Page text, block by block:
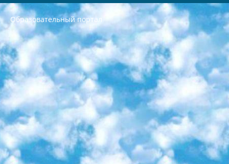
Образовательный портал
РЕСПУБЛИКА УЗБЕКИСТАН МИНИСТРЕРСТВО ДОШКОЛЬНОГО И ШКОЛЬНОГО ОБРАЗОВАНИЯ КОМАНДА в общеобразовательных учреждениях в 2023-2024 учебном году организация и проведение итоговой государственной аттестации обучающихся о Министра дошкольного и школьного образования Республики Узбекистан от 4 марта 2008 года (постановлением Минюста от 20 марта 2008 года № 1778 государственной регистрации) «Итоговое состояние учащихся общего среднего образования на основании положения об утверждении положения об аттестации общего среднего образования выпускной экзамен студентов в образовательных учреждениях в 2023-2024 учебном году В целях организации и прохождения аттестации приказываю: 1. Следующее: перечень предметов, по которым будет проводиться итоговая государственная аттестация и экзамен формы перевода согласно приложению 1; сертификаты международного образца, оценивающие уровень владения иностранными языками перечень согласно приложению 2; 2. Педагогический при специализированных образовательных учреждениях. научно-практический центр квалификации и международной оценки (Д.Давидова) 2024 г. До 25 марта: задания по предметам, по которым будет проводиться итоговая аттестация разработка и утверждение технических условий; итоговая аттестация на основании разработанного предметного задания разработка вопросов по предметам (устно и письменно), экзамен передача; общеобразовательные средние школы и специальные учебные заведения учащиеся выпускных классов школ и интернатов в агентской системе подготовка базы данных экзаменационных материалов и критериев оценки; перевод базы экзаменационных материалов на все языки обучения подать в Республиканский образовательный центр для изготовления; варианты экзаменов на основе разработанных контрольных материалов пусть будут поставлены задачи формирования. 3. Республиканский образовательный центр (Ш.Худайкулов) до 5 апреля 2024 года. до: база данных предоставленных экзаменационных материалов на все языки обучения перевод и экспертиза; для слепых, слабовидящих, глухих, слабослышащих и умственно отсталых детей учащиеся выпускных классов специализированных школ и школ-интернатов база данных экзаменационных материалов на всех преподаваемых языках подготовка критериев оценки; специализированные школы для умственно отсталых детей и технологии для учащихся выпускных классов школ-интернатов разработка соответствующих рекомендаций и критериев проведения ЕГЭ по естествознанию давать задания. 4. Педагогический при специализированных образовательных учреждениях. Научно-практический центр навыков и международной оценки (Д.Давидова), Республика образовательный центр (Худайкулов Ш.) итоговый государственный аттестационный экзамен ориентирован на творческое и логическое мышление при подготовке базы материалов учитывать введение заданий. 5. Следует отметить, что: сертификат государственного образца о знании общеобразовательного предмета и как минимум национальный уровень B1 по предметам на иностранных языках, указанным в Приложении 2. или международно признанный сертификат эквивалентного уровня студенты, изучающие определенный предмет, освобождаются от экзамена; по соответствующим предметам запланирована итоговая государственная аттестация за день до дня, путем жеребьевки Рабочей группой (в письменной форме по предметам, проводимым в форме) из числа сформированных вариантов выбрано 2 варианта; 2 выбранных варианта экзамена анонсированы на официальном сайте министерства и все выпускники по всей стране на основе этих вариантов проводит итоговую государственную аттестацию. 6. Государственное образование учащихся средних общеобразовательных учреждений. знания в соответствии с квалификационными требованиями, которые необходимо приобрести на основании стандартов итоговый (выпускной) контроль для 9 и 11 классов в целях тестирования Экзамены (далее – экзамены) состоят из предметов, перечисленных в приложении 1. будет сделано. 7. Экзамены пройдут с 26 мая по 15 июня 2024 г. (кроме науки физического воспитания). 8. Физическая для учащихся 9 классов общесредних образовательных учреждений. Экзамены по предмету «Образование, квалификация медицина» 1-6 мая 2024 года. сотрудники перевести под присмотр (с отклонениями в физическом или умственном развитии) специализированная школа для детей, школы-интернаты и со сколиозом школы-интернаты санаторного типа для больных детей исключены). 9. Он был слепым, слабовидящим и имел нарушения опорно-двигательного аппарата. экзамены в специализированных школах и интернатах для детей должны проводиться исходя из требований, предъявляемых к общеобразовательным учреждениям (физкультура кроме науки). 10. Специализированная школа для глухих и слабослышащих детей. и экзамены в интернатах и быть реализован в виде письменного теста по математике. 11. Специальность для умственно отсталых детей. Для 9 класса Родной язык и литературное письмо Государственный язык (язык обучения – узбекский). для неклассов) написано Математическое письмо Письменная/устная история Узбекистана Физическое воспитание практично Итоговый контроль Для 11 класса Написание родного языка и литературы (эссе) Математическое письмо Узбекский язык (обучение на узбекском языке) не посещающее общее среднее образование для учреждений)/Образовательное учреждение выбор письменный и устный Иностранный язык письменный/устный Письменная/устная история Узбекистана *По выбору студента:  Химия  Физика  Основы государственного права  География 10 бесплатных образовательных ресурсов - Мы составили подборку онлайн-проектов с интерактивными упражнениями, видеолекциями и статьями. Они помогут вам обрести новые и освежить старые знания бесплатно. 1. «ИНТУИТ» Старейшая образовательная площадка Рунета. Здесь вы найдёте сотни текстовых и видеокурсов на десятки различных тем — от программирования до психологии. Многие курсы подготовлены российскими университетами и крупными международными компаниями вроде Intel и Microsoft. Самостоятельное обучение бесплатное, но желающие могут оплатить услуги персональных наставников. 2. «Смартия» знакомит с актуальными профессиями и подсказывает, как им обучаться. Выбрав заинтересовавшую вас специальность — SMM-специалист, фотограф, веб-дизайнер или другую, — увидите список необходимых для неё умений. Чтобы вы могли освоить их самостоятельно, для каждого умения площадка отображает подборку ссылок на учебные материалы. Хотя «Смартия» ориентируется на русскоязычную аудиторию, часть контента всё же доступна только на английском. 3. «Лекторий Физтеха» Проект Московского физико-технического института (Физтеха). С его помощью вы можете смотреть онлайн серии лекций, записанные на видео в этом вузе. В числе доступных предметов — физика, биология, химия, информационные технологии и другие. К некоторым лекциям администрация ресурса прилагает готовые конспекты, которые можно скачивать в PDF-формате. 4. ITMOcourses Онлайн-площадка Санкт-Петербургского национального исследовательского университета информационных технологий, механики и оптики (ИТМО). Ресурс предоставляет свободный доступ к курсам, разработанным в этом вузе. Каталог материалов разбит на четыре категории: «Оптические системы и технологии», «Приборостроение и робототехника», «Информационные технологии» и «Биотехнологии». Курсы состоят из видеолекций, интерактивных демонстраций и заданий. 5. «КиберЛенинка» Электронная научная библиотека открытого доступа. Каталог площадки регулярно обрастает текстами статей из различных научных изданий. Сгруппированные по журналам и рубрикам публикации можно читать онлайн или скачивать целиком в PDF-формате. Проект нацелен на популяризацию науки за счёт открытого доступа к качественной информации. 6. «ПостНаука» На этом ресурсе публикуют подборки видеолекций, составленные экспертами из разных отраслей и объединённые общими темами. Среди них, к примеру, есть серии «Биоинформатика и геномика», «Культура средневековой Скандинавии» и Cinema Studies о теории кино. Каждая подборка лекций — логически связанная история, рассказанная экспертом от первого лица. Кроме того, на сайте появляются научно-образовательные статьи и тесты на разные темы. 7. «Newочём» Команда проекта «Newочём» отбирает самые интересные тексты из англоязычных СМИ и переводит те из них, за которые голосуют участники сообщества «ВКонтакте». По большей части это научно-популярные статьи. Редакторы придумывают лишь заголовки, в остальном содержание переводов соответствует оригиналам. Полные тексты можно читать прямо в социальной сети. 8. InternetUrok Онлайн-база материалов по основным дисциплинам школьной программы. Информация на сайте структурирована по классам, предметам и темам (урокам). Каждый урок состоит из видеолекций и конспектов. Есть также интерактивные тренажёры и тесты для закрепления пройденного материала. Даже если вы давно окончили школу, возможность повторить программу старших классов всегда может пригодиться. 9. Edutainme Ещё один ресурс об образовании. В отличие от Newtonew, как мне кажется, Edutainme больше ориентируется на представителей индустрии: педагогов, предпринимателей, разработчиков образовательных проектов. Но и любой, кто просто стремится к саморазвитию, найдёт на сайте много полезного и интересного для себя. Например, информацию о новых курсах и образовательных сервисах. 10. Newtonew Онлайн-медиа об образовании и обучении в широком смысле. Авторы Newtonew пишут об инструментах, заведениях, тактиках и стратегиях, которые помогают учить других и получать новые знания самостоятельно. На этой площадке вы найдёте новости, обзоры, аналитические мат